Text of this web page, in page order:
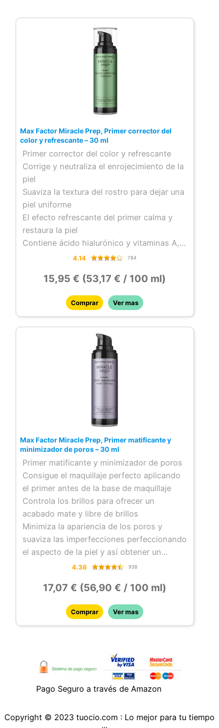
Max Factor Miracle Prep, Primer corrector del
color y refrescante – 30 ml
Primer corrector del color y refrescante
Corrige y neutraliza el enrojecimiento de la
piel
Suaviza la textura del rostro para dejar una
piel uniforme
El efecto refrescante del primer calma y
restaura la piel
Contiene ácido hialurónico y vitaminas A,
4.14 784
15,95 € (53,17 € / 100 ml)
Comprar Ver mas
Max Factor Miracle Prep, Primer matificante y
minimizador de poros – 30 ml
Primer matificante y minimizador de poros
Consigue el maquillaje perfecto aplicando
el primer antes de la base de maquillaje
Controla los brillos para ofrecer un
acabado mate y libre de brillos
Minimiza la apariencia de los poros y
suaviza las imperfecciones perfeccionando
el aspecto de la piel y así obtener un
maquillaje perfecto e impecable a lo largo
Su tecnología a abase de polvos
matificantes ayudan a equilibrar la piel
Tipo de piel: Normal
4.36 938
17,07 € (56,90 € / 100 ml)
Comprar Ver mas
Pago Seguro a través de Amazon
Copyright © 2023 tuocio.com : Lo mejor para tu tiempo